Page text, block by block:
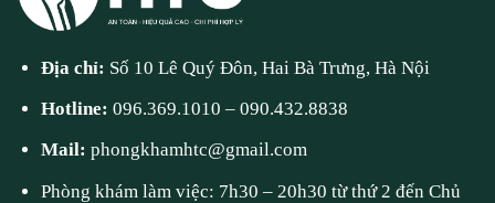
Địa chỉ: Số 10 Lê Quý Đôn, Hai Bà Trưng, Hà Nội
Hotline:096.369.1010 –090.432.8838
Mail:phongkhamhtc@gmail.com
Phòng khám làm việc: 7h30 – 20h30 từ thứ 2 đến Chủ